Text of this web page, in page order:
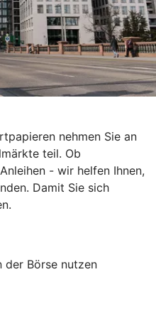
nehmen Sie an
teil. Ob
- wir helfen Ihnen,
Damit Sie sich
der Börse nutzen